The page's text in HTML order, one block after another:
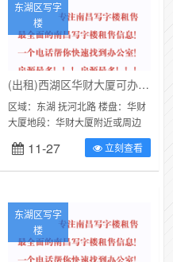
东湖区写字
楼
(出租)西湖区华财大厦可办公司,着急出租,一个电话就能看房
区域：东湖 抚河北路 楼盘：华财
大厦地段：华财大厦附近或周边
类别：写字楼（可注册公司）面
积：60㎡价格：1200元/月3...
11-27 立刻查看
东湖区写字
楼